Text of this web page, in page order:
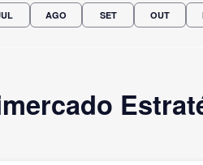
AGO SET OUT